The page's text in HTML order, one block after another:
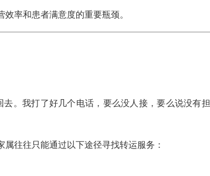
率和患者满意度的重要瓶颈。
。我打了好几个电话，要么没人接，要么说没有
往往只能通过以下途径寻找转运服务：